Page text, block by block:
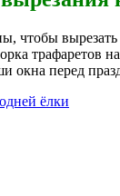
чтобы вырезать
трафаретов
окна перед